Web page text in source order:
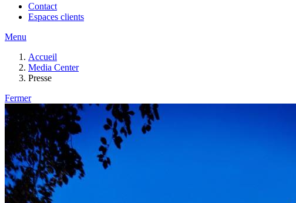
Contact
Espaces clients
Menu
Accueil
Media Center
Presse
Fermer